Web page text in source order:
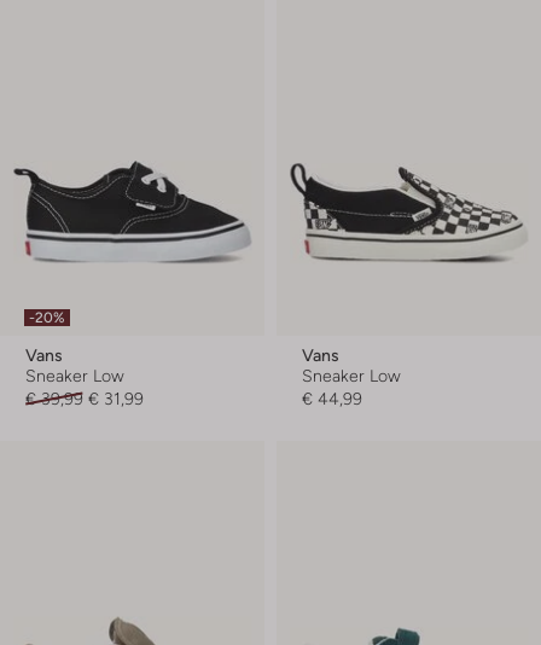
-20%
Vans
Sneaker Low
€ 39,99 € 31,99
Vans
Sneaker Low
€ 44,99